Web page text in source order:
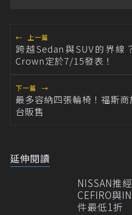
← 上一篇
跨越Sedan與SUV的界
Crown定於7/15發表！
下一篇 →
最多容納四張輪椅！福斯
台販售
延伸閱讀
NISSAN推
CEFIRO與
件最低1折